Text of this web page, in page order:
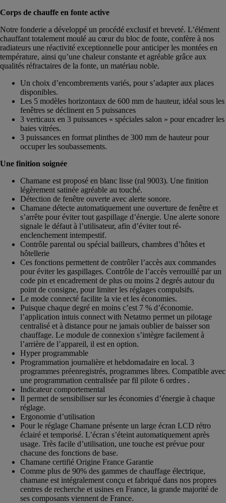
Corps de chauffe en fonte active
Notre fonderie a développé un procédé exclusif et breveté. L’élément
chauffant totalement moulé au cœur du bloc de fonte, confère à nos
radiateurs une réactivité exceptionnelle pour anticiper les montées en
température, ainsi qu’une chaleur constante et agréable grâce aux
qualités réfractaires de la fonte, un matériau noble.
Un choix d’encombrements variés, pour s’adapter aux places
disponibles.
Les 5 modèles horizontaux de 600 mm de hauteur, idéal sous les
fenêtres se déclinent en 5 puissances
3 verticaux en 3 puissances « spéciales salon » pour encadrer les
baies vitrées.
3 puissances en format plinthes de 300 mm de hauteur pour
occuper les soubassements.
Une finition soignée
Chamane est proposé en blanc lisse (ral 9003). Une finition
légèrement satinée agréable au touché.
Détection de fenêtre ouverte avec alerte sonore.
Chamane détecte automatiquement une ouverture de fenêtre et
s’arrête pour éviter tout gaspillage d’énergie. Une alerte sonore
signale le défaut à l’utilisateur, afin d’éviter tout ré-
enclenchement intempestif.
Contrôle parental ou spécial bailleurs, chambres d’hôtes et
hôtellerie
Ces fonctions permettent de contrôler l’accès aux commandes
pour éviter les gaspillages. Contrôle de l’accès verrouillé par un
code pin et encadrement de plus ou moins 2 degrés autour du
point de consigne, pour limiter les réglages compulsifs.
Le mode connecté facilite la vie et les économies.
Puisque chaque degré en moins c’est 7 % d’économie.
l’application intuis connect with Netatmo permet un pilotage
centralisé et à distance pour ne jamais oublier de baisser son
chauffage. Le module de connexion s’intègre facilement à
l’arrière de l’appareil, il est en option.
Hyper programmable
Programmation journalière et hebdomadaire en local. 3
programmes préenregistrés, programmes libres. Compatible avec
une programmation centralisée par fil pilote 6 ordres .
Indicateur comportemental
Il permet de sensibiliser sur les économies d’énergie à chaque
réglage.
Ergonomie d’utilisation
Pour le réglage Chamane présente un large écran LCD rétro
éclairé et temporisé. L’écran s’éteint automatiquement après
usage. Très facile d’utilisation, une touche est prévue pour
chacune des fonctions de base.
Chamane certifié Origine France Garantie
Comme plus de 90% des gammes de chauffage électrique,
chamane est intégralement conçu et fabriqué dans nos propres
centres de recherche et usines en France, la grande majorité de
ses composants viennent de France.